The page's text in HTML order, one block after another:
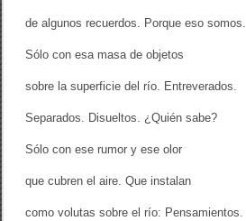
de algunos recuerdos. Porque eso somos.
Sólo con esa masa de objetos
sobre la superficie del río. Entreverados.
Separados. Disueltos. ¿Quién sabe?
Sólo con ese rumor y ese olor
que cubren el aire. Que instalan
como volutas sobre el río: Pensamientos.